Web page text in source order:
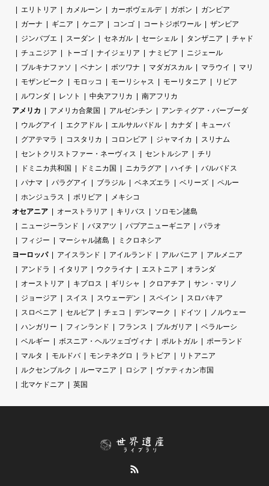
エリトリア
カメルーン カーボヴェルデ ガボン
ガンビア
ガーナ
ギニア ケニア コンゴ コートジボワール
ザンビア
ジンバブエ
スーダン セネガル セーシェル タンザニア
チャド
チュニジア
トーゴ ナイジェリア ナミビア
ニジェール
ブルキナファソ
ベナン ボツワナ マダガスカル マラウイ
マリ
モザンビーク
モロッコ モーリシャス モーリタニア
リビア
ルワンダ
レソト 中央アフリカ
南アフリカ
アメリカ
アメリカ合衆国 アルゼンチン
アンティグア・バーブーダ
ウルグアイ
エクアドル エルサルバドル カナダ
キューバ
グアテマラ
コスタリカ コロンビア ジャマイカ
スリナム
セントクリストファー・ネーヴィス
セントルシア
チリ
ドミニカ共和国
ドミニカ国 ニカラグア ハイチ
バルバドス
パナマ
パラグアイ ブラジル ベネズエラ ベリーズ
ペルー
ホンジュラス
ボリビア
メキシコ
オセアニア
オーストラリア キリバス
ソロモン諸島
ニュージーランド
バヌアツ パプアニューギニア
パラオ
フィジー
マーシャル諸島
ミクロネシア
ヨーロッパ
アイスランド アイルランド アルバニア
アルメニア
アンドラ
イタリア ウクライナ エストニア
オランダ
オーストリア
キプロス ギリシャ クロアチア
サン・マリノ
ジョージア
スイス スウェーデン スペイン
スロバキア
スロベニア
セルビア チェコ デンマーク ドイツ
ノルウェー
ハンガリー
フィンランド フランス ブルガリア
ベラルーシ
ベルギー
ボスニア・ヘルツェゴヴィナ ポルトガル
ポーランド
マルタ
モルドバ モンテネグロ ラトビア
リトアニア
ルクセンブルク
ルーマニア ロシア
ヴァティカン市国
北マケドニア
英国